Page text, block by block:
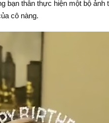
bạn thân thực hiện một bộ ảnh
cô nàng.